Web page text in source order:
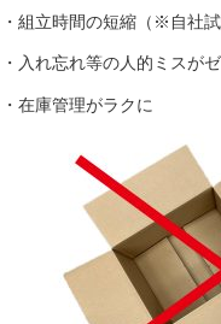
・組立時間の短縮（※自社
・入れ忘れ等の人的ミスが
・在庫管理がラクに